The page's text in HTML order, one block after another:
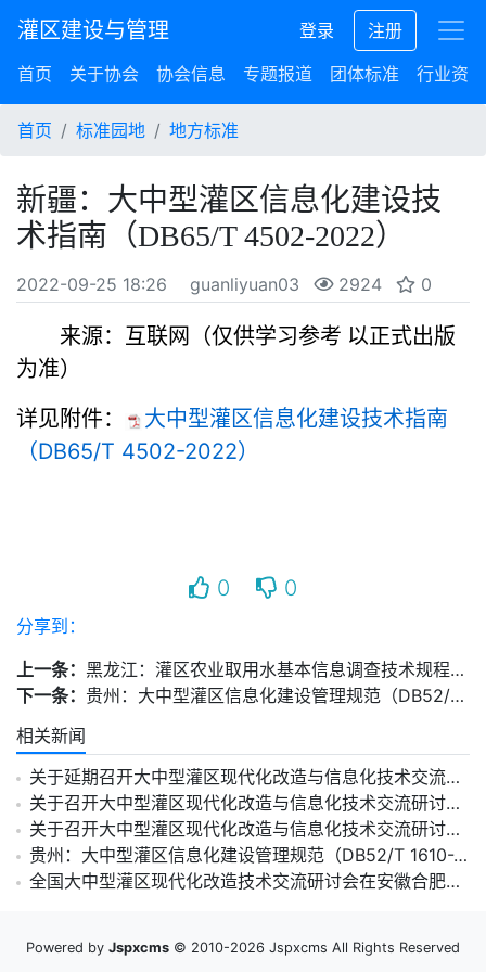
灌区建设与管理 登录
注册
首页
关于协会 协会信息 专题报道 团体标准 行业资讯
首页 标准园地 地方标准
新疆：大中型灌区信息化建设技
术指南（DB65/T 4502-2022）
2022-09-25 18:26 guanliyuan03 2924 0
来源：互联网（仅供学习参考 以正式出版
为准）
详见附件：
大中型灌区信息化建设技术指南
（DB65/T 4502-2022）
0 0
分享到：
上一条： 黑龙江：灌区农业取用水基本信息调查技术规程（DB23/T 3149-2022）
下一条： 贵州：大中型灌区信息化建设管理规范（DB52/T 1610-2021）
相关新闻
关于延期召开大中型灌区现代化改造与信息化技术交流研讨会的通知
关于召开大中型灌区现代化改造与信息化技术交流研讨会的通知
关于召开大中型灌区现代化改造与信息化技术交流研讨会的通知（预）
贵州：大中型灌区信息化建设管理规范（DB52/T 1610-2021）
全国大中型灌区现代化改造技术交流研讨会在安徽合肥圆满落幕
Powered by Jspxcms © 2010-2026 Jspxcms All Rights Reserved